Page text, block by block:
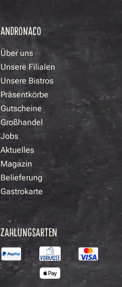
ANDRONACO
Über uns
Unsere Filialen
Unsere Bistros
Präsentkörbe
Gutscheine
Großhandel
Jobs
Aktuelles
Magazin
Belieferung
Gastrokarte
ZAHLUNGSARTEN